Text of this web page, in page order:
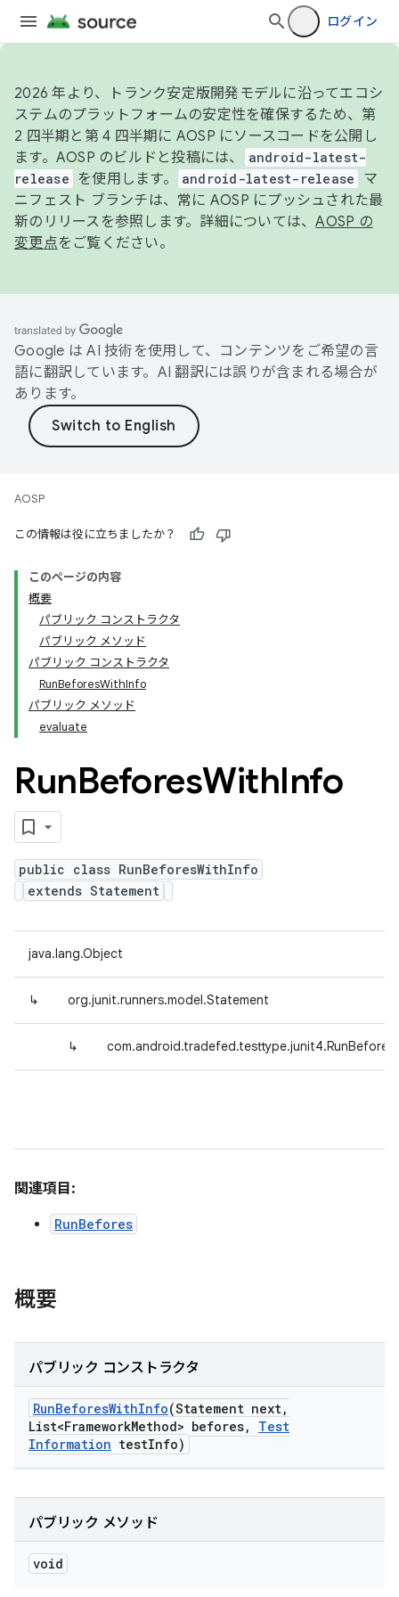
ログイン
2026 年より、トランク安定版開発モデルに沿ってエコシ
ステムのプラットフォームの安定性を確保するため、第
2 四半期と第 4 四半期に AOSP にソースコードを公開し
ます。AOSP のビルドと投稿には、
android-latest-
release
を使用します。 android-latest-release
マ
ニフェスト ブランチは、常に AOSP にプッシュされた最
新のリリースを参照します。詳細については、AOSP の
変更点をご覧ください。
Google は AI 技術を使用して、コンテンツをご希望の言
語に翻訳しています。AI 翻訳には誤りが含まれる場合が
あります。
AOSP
この情報は役に立ちましたか？
このページの内容
概要
パブリック コンストラクタ
パブリック メソッド
パブリック コンストラクタ
RunBeforesWithInfo
パブリック メソッド
evaluate
RunBeforesWithInfo
public class RunBeforesWithInfo
extends Statement
java.lang.Object
↳ org.junit.runners.model.Statement
↳
関連項目:
RunBefores
概要
パブリック コンストラクタ
RunBeforesWithInfo(Statement next,
List<FrameworkMethod> befores,
Test
Information testInfo)
パブリック メソッド
void